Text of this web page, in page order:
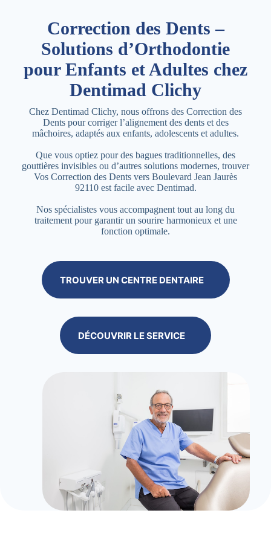
Correction des Dents –
Solutions d’Orthodontie
pour Enfants et Adultes chez
Dentimad Clichy
Chez Dentimad Clichy, nous offrons des Correction des
Dents pour corriger l’alignement des dents et des
mâchoires, adaptés aux enfants, adolescents et adultes.
Que vous optiez pour des bagues traditionnelles, des
gouttières invisibles ou d’autres solutions modernes, trouver
Vos Correction des Dents vers Boulevard Jean Jaurès
92110 est facile avec Dentimad.
Nos spécialistes vous accompagnent tout au long du
traitement pour garantir un sourire harmonieux et une
fonction optimale.
TROUVER UN CENTRE DENTAIRE
DÉCOUVRIR LE SERVICE